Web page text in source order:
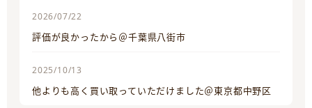
2026/07/22
評価が良かったから＠千葉県八街市
2025/10/13
他よりも高く買い取っていただけました＠東京都中野区